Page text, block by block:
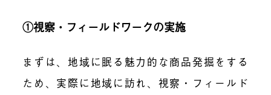
①視察・フィールドワークの実施
まずは、地域に眠る魅力的な商品発掘をする
ため、実際に地域に訪れ、視察・フィールド